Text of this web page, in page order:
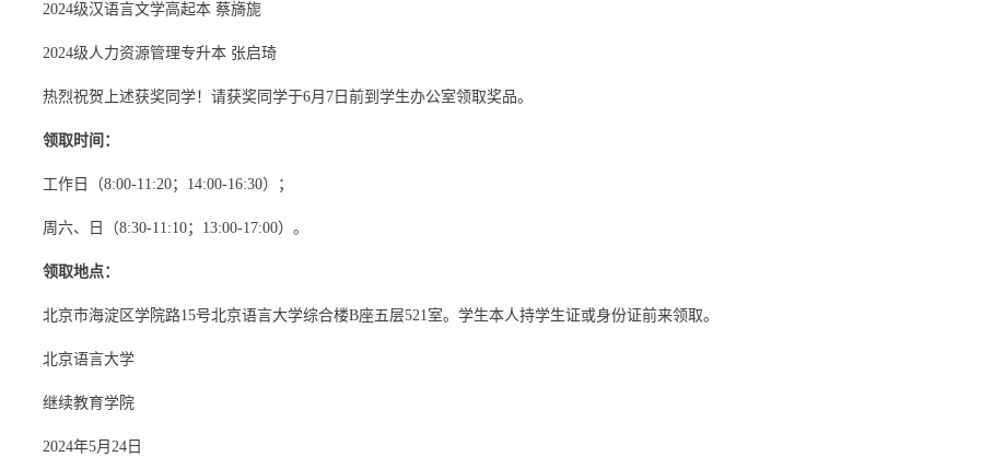
2024级汉语言文学高起本 蔡旖旎
2024级人力资源管理专升本 张启琦
热烈祝贺上述获奖同学！请获奖同学于6月7日前到学生办公室领取奖品。
领取时间：
工作日（8:00-11:20；14:00-16:30）；
周六、日（8:30-11:10；13:00-17:00）。
领取地点：
北京市海淀区学院路15号北京语言大学综合楼B座五层521室。学生本人持学生证或身份证前来领取。
北京语言大学
继续教育学院
2024年5月24日